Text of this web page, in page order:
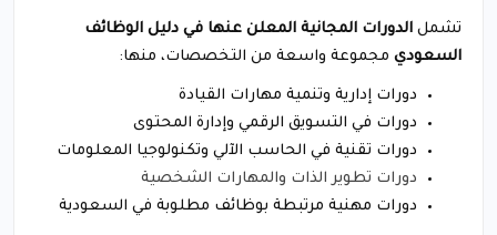
تشمل الدورات المجانية المعلن عنها في دليل الوظائف
السعودي مجموعة واسعة من التخصصات، منها:
دورات إدارية وتنمية مهارات القيادة
دورات في التسويق الرقمي وإدارة المحتوى
دورات تقنية في الحاسب الآلي وتكنولوجيا المعلومات
دورات تطوير الذات والمهارات الشخصية
دورات مهنية مرتبطة بوظائف مطلوبة في السعودية